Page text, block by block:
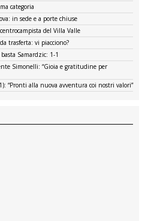
categoria
in sede e a porte chiuse
del Villa Valle
trasferta: vi piacciono?
Samardzic: 1-1
Simonelli: “Gioia e gratitudine per
“Pronti alla nuova avventura coi nostri valori”